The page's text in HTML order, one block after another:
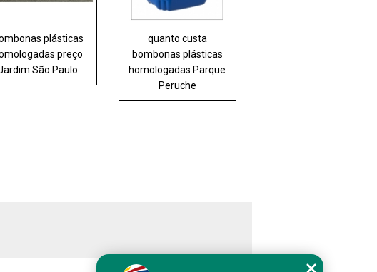
plásticas
preço
São Paulo
quanto custa
bombonas plásticas
homologadas Parque
Peruche